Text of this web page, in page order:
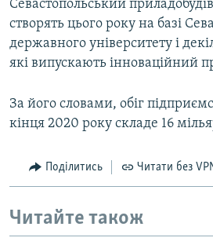
Севастопольський
створять цього року на базі
державного університету і
які випускають інноваційний
За його словами, обіг
кінця 2020 року складе 16
Поділитись Читати без
Читайте також